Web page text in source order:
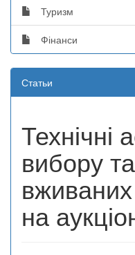
Туризм
Фінанси
Статьи
Технічні
вибору
вживаних
на